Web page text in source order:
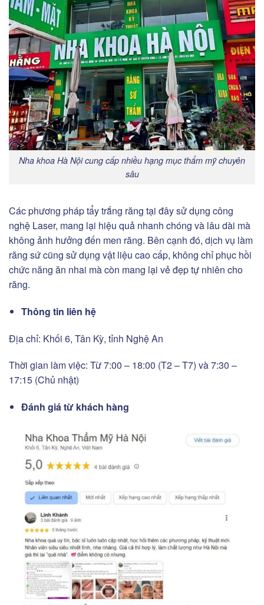
Nha khoa Hà Nội cung cấp nhiều hạng mục thẩm mỹ chuyên
sâu
Các phương pháp tẩy trắng răng tại đây sử dụng công
nghệ Laser, mang lại hiệu quả nhanh chóng và lâu dài mà
không ảnh hưởng đến men răng. Bên cạnh đó, dịch vụ làm
răng sứ cũng sử dụng vật liệu cao cấp, không chỉ phục hồi
chức năng ăn nhai mà còn mang lại vẻ đẹp tự nhiên cho
răng.
Thông tin liên hệ
Địa chỉ: Khối 6, Tân Kỳ, tỉnh Nghệ An
Thời gian làm việc: Từ 7:00 – 18:00 (T2 – T7) và 7:30 –
17:15 (Chủ nhật)
Đánh giá từ khách hàng